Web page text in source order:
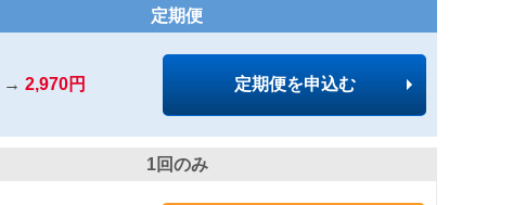
定期便
→ 2,970円 定期便を申込む
1回のみ